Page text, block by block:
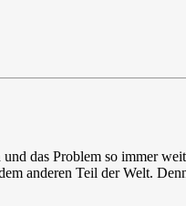
das Problem so immer
anderen Teil der Welt.